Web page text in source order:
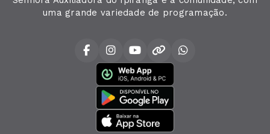
uma grande variedade de programação.